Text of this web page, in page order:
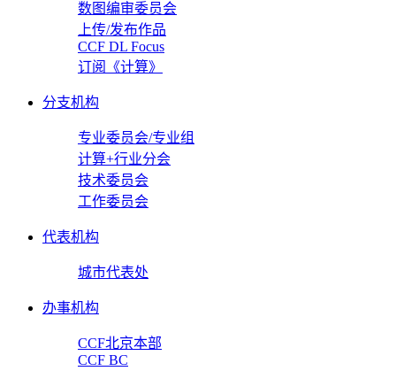
数图编审委员会
上传/发布作品
CCF DL Focus
订阅《计算》
分支机构
专业委员会/专业组
计算+行业分会
技术委员会
工作委员会
代表机构
城市代表处
办事机构
CCF北京本部
CCF BC